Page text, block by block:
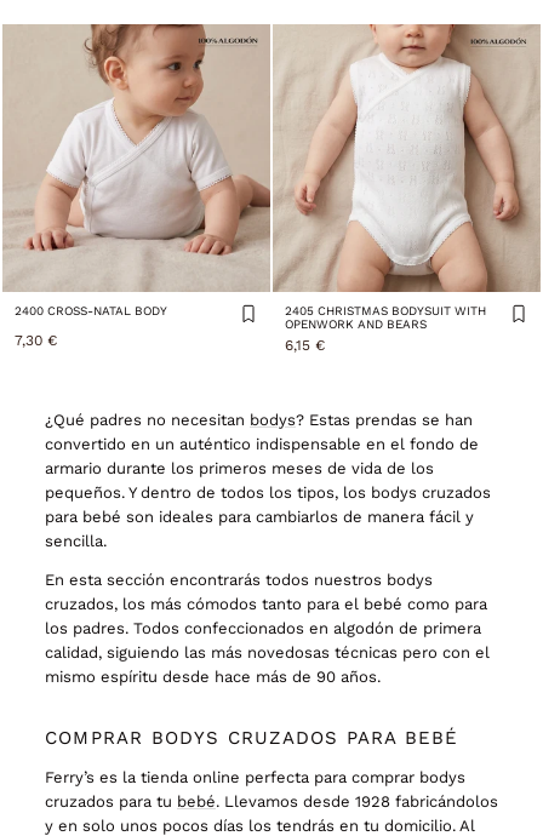
2400 CROSS-NATAL BODY
7,30 €
2405 CHRISTMAS BODYSUIT WITH
OPENWORK AND BEARS
6,15 €
¿Qué padres no necesitan bodys? Estas prendas se han
convertido en un auténtico indispensable en el fondo de
armario durante los primeros meses de vida de los
pequeños. Y dentro de todos los tipos, los bodys cruzados
para bebé son ideales para cambiarlos de manera fácil y
sencilla.
En esta sección encontrarás todos nuestros bodys
cruzados, los más cómodos tanto para el bebé como para
los padres. Todos confeccionados en algodón de primera
calidad, siguiendo las más novedosas técnicas pero con el
mismo espíritu desde hace más de 90 años.
COMPRAR BODYS CRUZADOS PARA BEBÉ
Ferry’s es la tienda online perfecta para comprar bodys
cruzados para tu bebé. Llevamos desde 1928 fabricándolos
y en solo unos pocos días los tendrás en tu domicilio. Al